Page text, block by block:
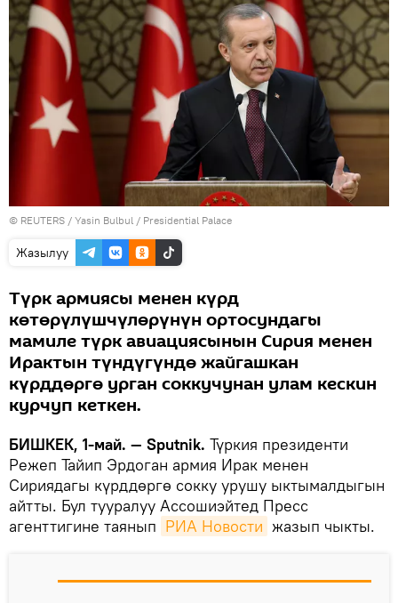
© REUTERS / Yasin Bulbul / Presidential Palace
Жазылуу
Түрк армиясы менен күрд
көтөрүлүшчүлөрүнүн ортосундагы
мамиле түрк авиациясынын Сирия менен
Ирактын түндүгүндө жайгашкан
күрддөргө урган соккучунан улам кескин
курчуп кеткен.
БИШКЕК, 1-май. — Sputnik. Түркия президенти
Режеп Тайип Эрдоган армия Ирак менен
Сириядагы күрддөргө сокку урушу ыктымалдыгын
айтты. Бул тууралуу Ассошиэйтед Пресс
агенттигине таянып РИА Новости жазып чыкты.